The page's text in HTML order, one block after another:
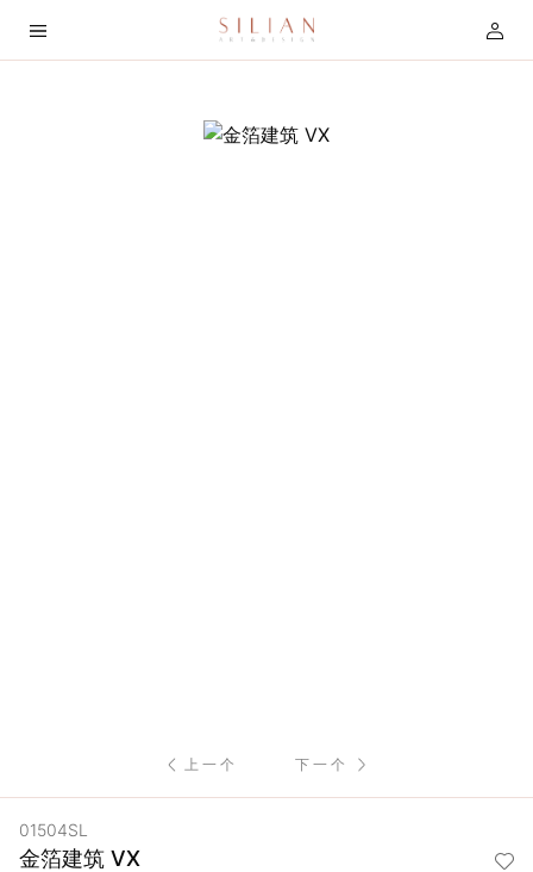
联
上一个 下一个
01504SL
金箔建筑 VX